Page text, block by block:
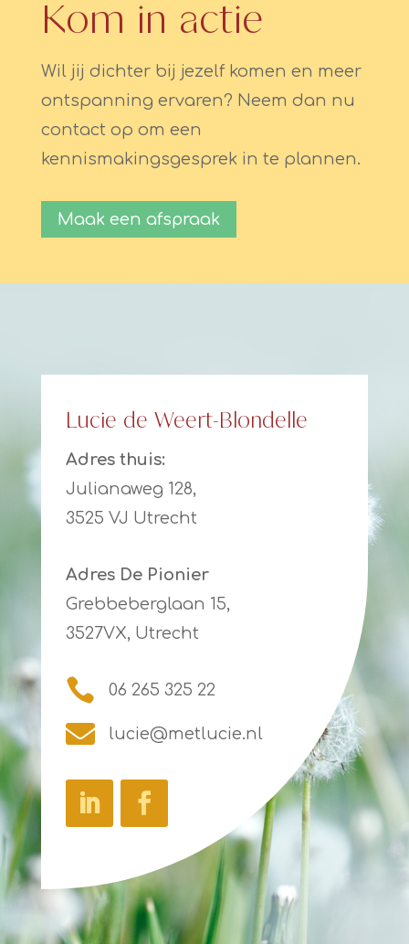
Kom in actie
Wil jij dichter bij jezelf komen en meer
ontspanning ervaren? Neem dan nu
contact op om een
kennismakingsgesprek in te plannen.
Maak een afspraak
Lucie de Weert-Blondelle
Adres thuis:
Julianaweg 128,
3525 VJ Utrecht
Adres De Pionier
Grebbeberglaan 15,
3527VX, Utrecht
 06 265 325 22
 lucie@metlucie.nl